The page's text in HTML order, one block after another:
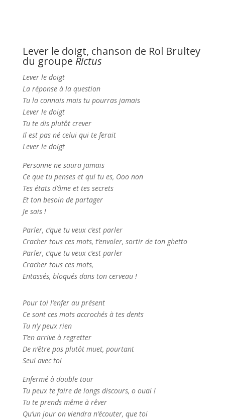
Lever le doigt, chanson de Rol Brultey
du groupe Rictus
Lever le doigt
La réponse à la question
Tu la connais mais tu pourras jamais
Lever le doigt
Tu te dis plutôt crever
Il est pas né celui qui te ferait
Lever le doigt
Personne ne saura jamais
Ce que tu penses et qui tu es, Ooo non
Tes états d’âme et tes secrets
Et ton besoin de partager
Je sais !
Parler, c’que tu veux c’est parler
Cracher tous ces mots, t’envoler, sortir de ton ghetto
Parler, c’que tu veux c’est parler
Cracher tous ces mots,
Entassés, bloqués dans ton cerveau !
Pour toi l’enfer au présent
Ce sont ces mots accrochés à tes dents
Tu n’y peux rien
T’en arrive à regretter
De n’être pas plutôt muet, pourtant
Seul avec toi
Enfermé à double tour
Tu peux te faire de longs discours, o ouai !
Tu te prends même à rêver
Qu’un jour on viendra n’écouter, que toi